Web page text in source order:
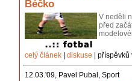
Béčko
V neděli
před
celý článek diskuse |
12.03.'09, Pavel Pubal, Sport